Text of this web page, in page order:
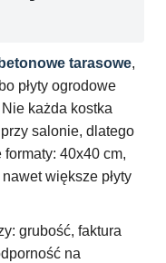
tarasowe,
płyty ogrodowe
każda kostka
salonie, dlatego
40x40 cm,
większe płyty
grubość, faktura
na